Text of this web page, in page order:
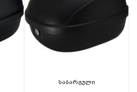
საბარგული